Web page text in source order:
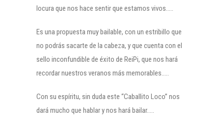
locura que nos hace sentir que estamos vivos…..
Es una propuesta muy bailable, con un estribillo que
no podrás sacarte de la cabeza, y que cuenta con el
sello inconfundible de éxito de ReiPi, que nos hará
recordar nuestros veranos más memorables…..
Con su espíritu, sin duda este “Caballito Loco” nos
dará mucho que hablar y nos hará bailar…..